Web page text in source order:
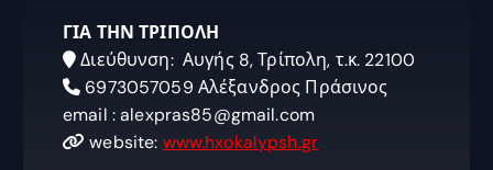
ΓΙΑ ΤΗΝ ΤΡΙΠΟΛΗ
Διεύθυνση: Αυγής 8, Τρίπολη, τ.κ. 22100
6973057059 Αλέξανδρος Πράσινος
email : alexpras85@gmail.com
website: www.hxokalypsh.gr